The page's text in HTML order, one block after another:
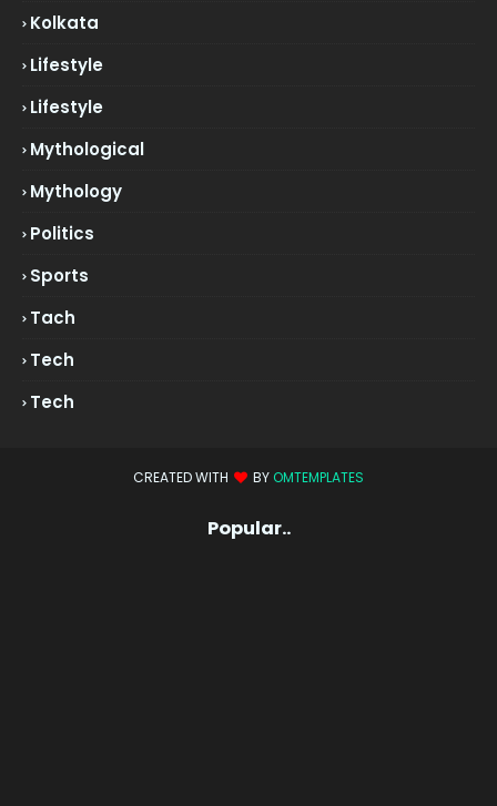
Kolkata
Lifestyle
Lifestyle
Mythological
Mythology
Politics
Sports
Tach
Tech
Tech
CREATED WITH BY OMTEMPLATES
Popular..